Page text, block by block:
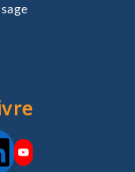
LinkedIn
YouTube